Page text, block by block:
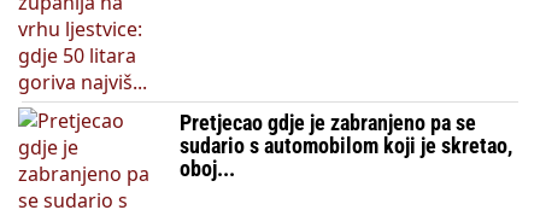
Pretjecao gdje je zabranjeno pa se
sudario s automobilom koji je skretao,
oboj...